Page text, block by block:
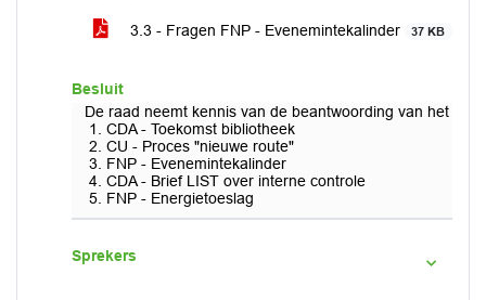
3.3 - Fragen FNP - Evenemintekalinder 37 KB
Besluit
De raad neemt kennis van de beantwoording van het
CDA - Toekomst bibliotheek
CU - Proces "nieuwe route"
FNP - Evenemintekalinder
CDA - Brief LIST over interne controle
FNP - Energietoeslag
Sprekers